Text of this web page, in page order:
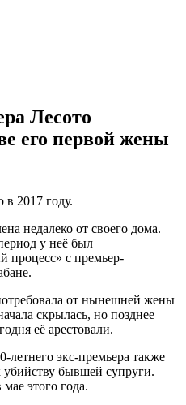
Лесото
его первой жены
2017 году.
недалеко от своего дома.
у неё был
процесс» с премьер-
от нынешней жены
скрылась, но позднее
её арестовали.
летнего экс-премьера также
убийству бывшей супруги.
этого года.